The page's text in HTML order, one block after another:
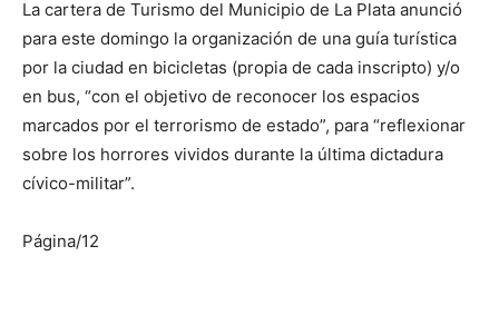
La cartera de Turismo del Municipio de La Plata anunció
para este domingo la organización de una guía turística
por la ciudad en bicicletas (propia de cada inscripto) y/o
en bus, “con el objetivo de reconocer los espacios
marcados por el terrorismo de estado”, para “reflexionar
sobre los horrores vividos durante la última dictadura
cívico-militar”.
Página/12